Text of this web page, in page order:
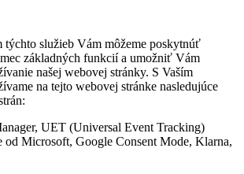
týchto služieb Vám môžeme poskytnúť
základných funkcií a umožniť Vám
našej webovej stránky. S Vaším
na tejto webovej stránke nasledujúce
UET (Universal Event Tracking)
od Microsoft, Google Consent Mode, Klarna,